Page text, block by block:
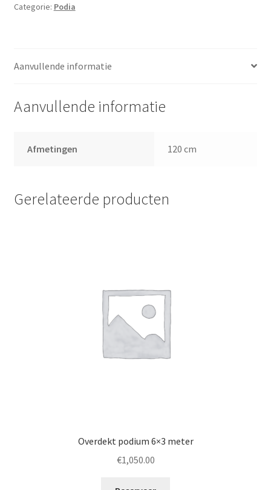
Categorie: Podia
Aanvullende informatie
Aanvullende informatie
Afmetingen 120 cm
Gerelateerde producten
Overdekt podium 6×3 meter
€1,050.00